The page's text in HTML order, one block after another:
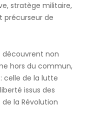
stratège militaire,
précurseur de
découvrent non
hors du commun,
celle de la lutte
issus des
la Révolution